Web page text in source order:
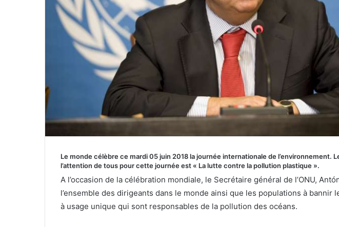
Le monde célèbre ce mardi 05 juin 2018 la journée internationale de l’environnement.
l’attention de tous pour cette journée est « La lutte contre la pollution plastique ».
A l’occasion de la célébration mondiale, le Secrétaire général de l’ONU,
l’ensemble des dirigeants dans le monde ainsi que les populations à bannir
à usage unique qui sont responsables de la pollution des océans.